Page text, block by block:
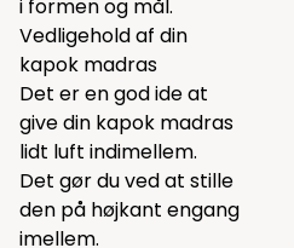
i formen og mål.
Vedligehold af din
kapok madras
Det er en god ide at
give din kapok madras
lidt luft indimellem.
Det gør du ved at stille
den på højkant engang
imellem.